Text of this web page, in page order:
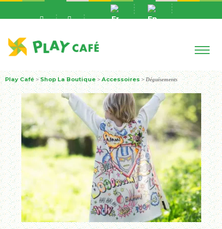
Play Café >Shop La Boutique> Accessoires >Déguisements